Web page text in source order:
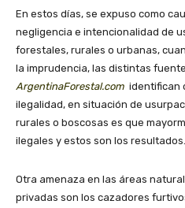
En estos días, se expuso como
negligencia e intencionalidad de
forestales, rurales o urbanas,
la imprudencia, las distintas
ArgentinaForestal.com identifican
ilegalidad, en situación de
rurales o boscosas es que
ilegales y estos son los resultados.
Otra amenaza en las áreas
privadas son los cazadores